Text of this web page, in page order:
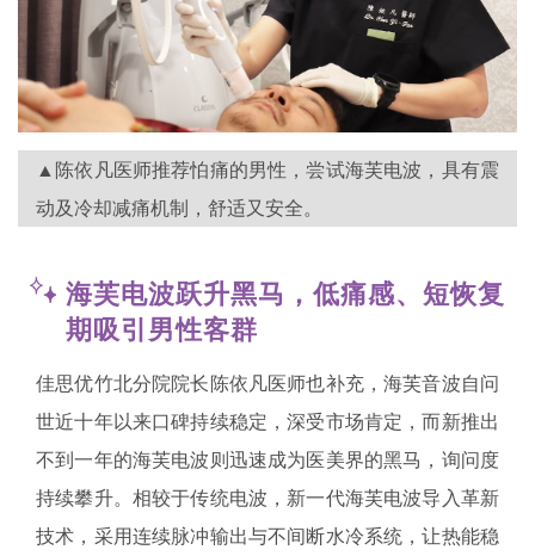
▲陈依凡医师推荐怕痛的男性，尝试海芙电波，具有震
动及冷却减痛机制，舒适又安全。
海芙电波跃升黑马，低痛感、短恢复
期吸引男性客群
佳思优竹北分院院长陈依凡医师也补充，海芙音波自问
世近十年以来口碑持续稳定，深受市场肯定，而新推出
不到一年的海芙电波则迅速成为医美界的黑马，询问度
持续攀升。相较于传统电波，新一代海芙电波导入革新
技术，采用连续脉冲输出与不间断水冷系统，让热能稳